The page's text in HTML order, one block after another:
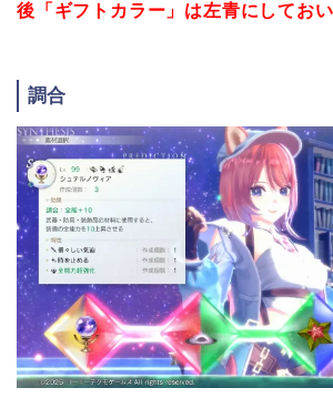
後「ギフトカラー」は左青にしておい
調合